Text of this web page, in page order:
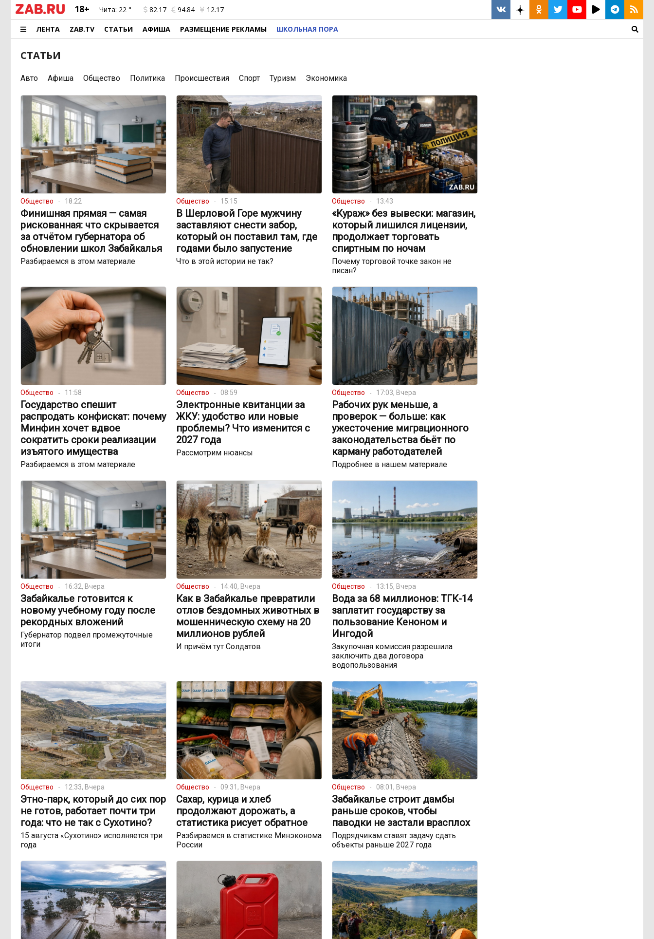
18+ Чита: 22 ° 82.17 94.84 12.17
ЛЕНТА ZAB.TV СТАТЬИ АФИША РАЗМЕЩЕНИЕ РЕКЛАМЫ ШКОЛЬНАЯ ПОРА
СТАТЬИ
Авто Афиша Общество Политика Происшествия Спорт Туризм Экономика
Общество 18:22
Финишная прямая — самая
рискованная: что скрывается
за отчётом губернатора об
обновлении школ Забайкалья
Разбираемся в этом материале
Общество 15:15
В Шерловой Горе мужчину
заставляют снести забор,
который он поставил там, где
годами было запустение
Что в этой истории не так?
Общество 13:43
«Кураж» без вывески: магазин,
который лишился лицензии,
продолжает торговать
спиртным по ночам
Почему торговой точке закон не
писан?
Общество 11:58
Государство спешит
распродать конфискат: почему
Минфин хочет вдвое
сократить сроки реализации
изъятого имущества
Разбираемся в этом материале
Общество 08:59
Электронные квитанции за
ЖКУ: удобство или новые
проблемы? Что изменится с
2027 года
Рассмотрим нюансы
Общество 17:03, Вчера
Рабочих рук меньше, а
проверок — больше: как
ужесточение миграционного
законодательства бьёт по
карману работодателей
Подробнее в нашем материале
Общество 16:32, Вчера
Забайкалье готовится к
новому учебному году после
рекордных вложений
Губернатор подвёл промежуточные
итоги
Общество 14:40, Вчера
Как в Забайкалье превратили
отлов бездомных животных в
мошенническую схему на 20
миллионов рублей
И причём тут Солдатов
Общество 13:15, Вчера
Вода за 68 миллионов: ТГК-14
заплатит государству за
пользование Кеноном и
Ингодой
Закупочная комиссия разрешила
заключить два договора
водопользования
Общество 12:33, Вчера
Этно-парк, который до сих пор
не готов, работает почти три
года: что не так с Сухотино?
15 августа «Сухотино» исполняется три
года
Общество 09:31, Вчера
Сахар, курица и хлеб
продолжают дорожать, а
статистика рисует обратное
Разбираемся в статистике Минэконома
России
Общество 08:01, Вчера
Забайкалье строит дамбы
раньше сроков, чтобы
паводки не застали врасплох
Подрядчикам ставят задачу сдать
объекты раньше 2027 года